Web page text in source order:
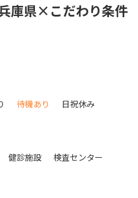
庫県×こだわり条件
待機あり
日祝休み
健診施設
検査センター